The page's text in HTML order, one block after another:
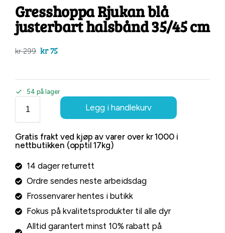
Gresshoppa Rjukan blå
justerbart halsbånd 35/45 cm
kr299 kr75
54 på lager
Legg i handlekurv
Gratis frakt ved kjøp av varer over kr 1000 i
nettbutikken (opptil 17kg)
14 dager returrett
Ordre sendes neste arbeidsdag
Frossenvarer hentes i butikk
Fokus på kvalitetsprodukter til alle dyr
Alltid garantert minst 10% rabatt på